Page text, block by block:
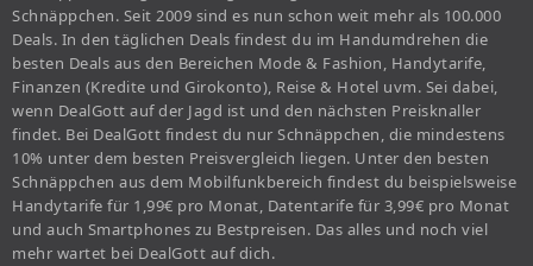
Schnäppchen. Seit 2009 sind es nun schon weit mehr als 100.000
Deals. In den täglichen Deals findest du im Handumdrehen die
besten Deals aus den Bereichen Mode & Fashion, Handytarife,
Finanzen (Kredite und Girokonto), Reise & Hotel uvm. Sei dabei,
wenn DealGott auf der Jagd ist und den nächsten Preisknaller
findet. Bei DealGott findest du nur Schnäppchen, die mindestens
10% unter dem besten Preisvergleich liegen. Unter den besten
Schnäppchen aus dem Mobilfunkbereich findest du beispielsweise
Handytarife für 1,99€ pro Monat, Datentarife für 3,99€ pro Monat
und auch Smartphones zu Bestpreisen. Das alles und noch viel
mehr wartet bei DealGott auf dich.